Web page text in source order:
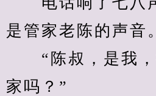
是管家老陈的声音。
“陈叔，是我，
家吗？”